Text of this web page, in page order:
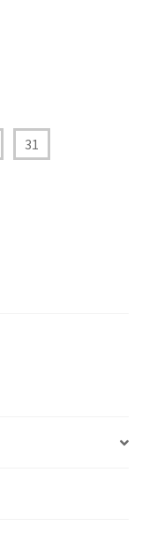
31